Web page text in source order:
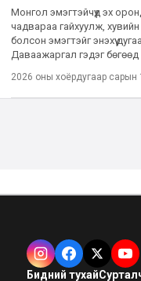
Монгол эмэгтэйчүүд эх
чадвараа гайхуулж,
болсон эмэгтэйг энэхүү
Даваажаргал гэдэг
2026 оны хоёрдугаар сарын
Бидний тухай